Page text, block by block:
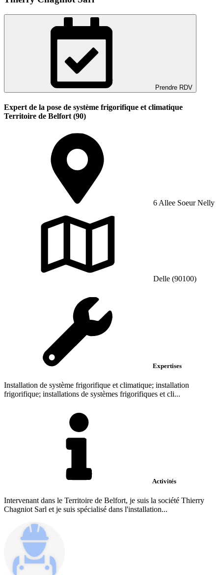
Prendre RDV
Expert de la pose de système frigorifique et climatique
Territoire de Belfort (90)
6 Allee Soeur Nelly
Delle (90100)
Expertises
Installation de système frigorifique et climatique; installation
frigorifique; installations de systèmes frigorifiques et cli...
Activités
Intervenant dans le Territoire de Belfort, je suis la société Thierry
Chagniot Sarl et je suis spécialisé dans l'installation...